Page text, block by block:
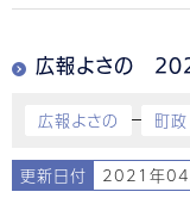
広報よさの
広報よさの 町政
更新日付 2021年